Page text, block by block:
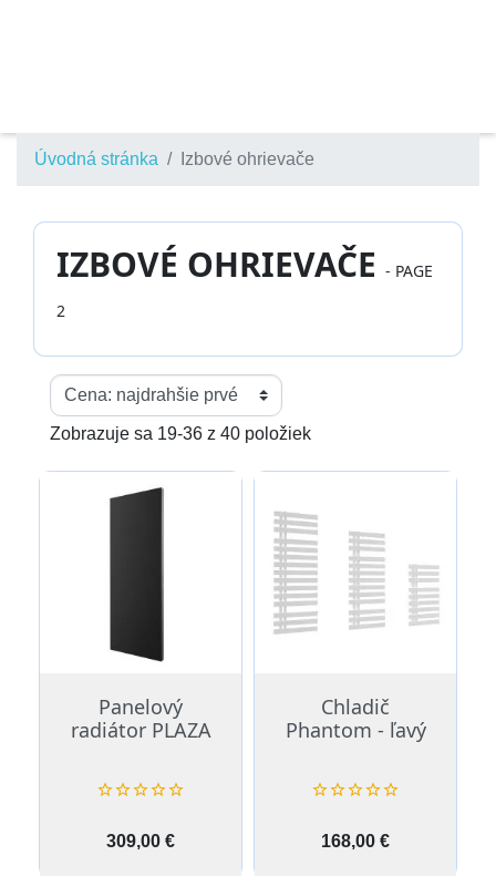
Úvodná stránka Izbové ohrievače
IZBOVÉ OHRIEVAČE - PAGE
2
Zobrazuje sa 19-36 z 40 položiek
Panelový
radiátor PLAZA

Cena
309,00 €
Chladič
Phantom - ľavý

Cena
168,00 €